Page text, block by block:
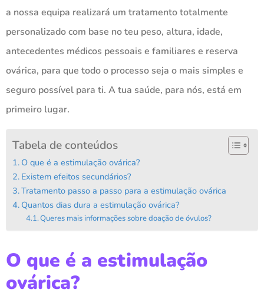
a nossa equipa realizará um tratamento totalmente
personalizado com base no teu peso, altura, idade,
antecedentes médicos pessoais e familiares e reserva
ovárica, para que todo o processo seja o mais simples e
seguro possível para ti. A tua saúde, para nós, está em
primeiro lugar.
Tabela de conteúdos
O que é a estimulação ovárica?
Existem efeitos secundários?
Tratamento passo a passo para a estimulação ovárica
Quantos dias dura a estimulação ovárica?
Queres mais informações sobre doação de óvulos?
O que é a estimulação
ovárica?